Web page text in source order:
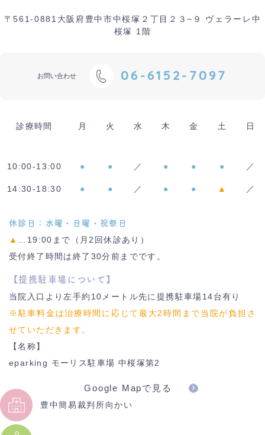
〒561-0881 大阪府豊中市中桜塚２丁目２３−９ ヴェラーレ中
桜塚 1階
お問い合わせ 06-6152-7097
診療時間 月 火 水 木 金 土 日
10:00-13:00 ● ● ／ ● ● ● ／
14:30-18:30 ● ● ／ ● ● ▲ ／
休診日：水曜・日曜・祝祭日
▲
…19:00まで（月2回休診あり）
受付終了時間は終了30分前までです。
【提携駐車場について】
当院入口より左手約10メートル先に提携駐車場14台有り
※駐車料金は治療時間に応じて最大2時間まで当院が負担さ
せていただきます。
【名称】
eparking モーリス駐車場 中桜塚第2
Google Mapで見る
豊中簡易裁判所向かい